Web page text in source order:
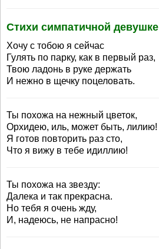
Стихи симпатичной девушке
Хочу с тобою я сейчас
Гулять по парку, как в первый раз,
Твою ладонь в руке держать
И нежно в щечку поцеловать.
Ты похожа на нежный цветок,
Орхидею, иль, может быть, лилию!
Я готов повторить раз сто,
Что я вижу в тебе идиллию!
Ты похожа на звезду:
Далека и так прекрасна.
Но тебя я очень жду,
И, надеюсь, не напрасно!